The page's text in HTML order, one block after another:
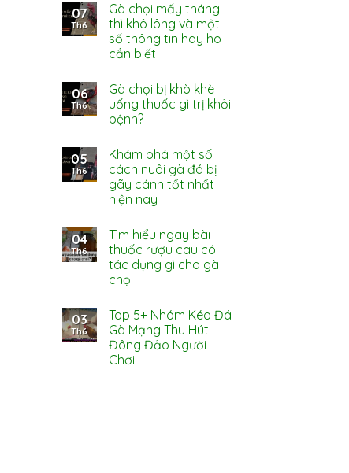
07
Th6
Gà chọi mấy tháng
thì khô lông và một
số thông tin hay ho
cần biết
06
Th6
Gà chọi bị khò khè
uống thuốc gì trị khỏi
bệnh?
05
Th6
Khám phá một số
cách nuôi gà đá bị
gãy cánh tốt nhất
hiện nay
04
Th6
Tìm hiểu ngay bài
thuốc rượu cau có
tác dụng gì cho gà
chọi
03
Th6
Top 5+ Nhóm Kéo Đá
Gà Mạng Thu Hút
Đông Đảo Người
Chơi